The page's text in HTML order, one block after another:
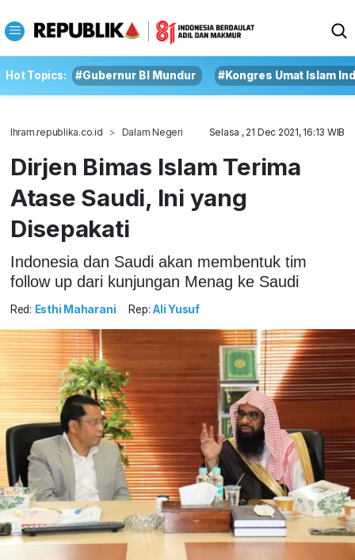
Hot Topics: #Gubernur BI Mundur #Kongres Umat Islam
Ihram.republika.co.id Dalam Negeri Selasa , 21 Dec 2021, 16:13 WIB
Dirjen Bimas Islam Terima
Atase Saudi, Ini yang
Disepakati
Indonesia dan Saudi akan membentuk tim
follow up dari kunjungan Menag ke Saudi
Red: Esthi Maharani Rep: Ali Yusuf